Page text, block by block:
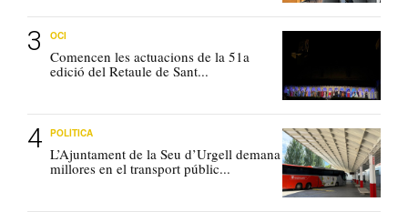
OCI
Comencen les actuacions de la 51a
edició del Retaule de Sant...
POLÍTICA
L’Ajuntament de la Seu d’Urgell demana
millores en el transport públic...